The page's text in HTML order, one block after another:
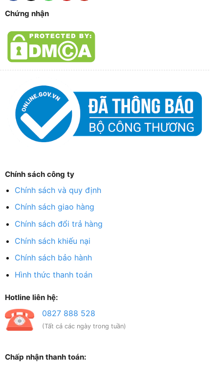
Chứng nhận
Chính sách công ty
Chính sách và quy định
Chính sách giao hàng
Chính sách đổi trả hàng
Chính sách khiếu nại
Chính sách bảo hành
Hình thức thanh toán
Hotline liên hệ:
0827 888 528
(Tất cả các ngày trong tuần)
Chấp nhận thanh toán: